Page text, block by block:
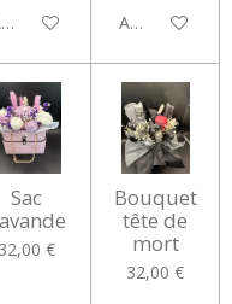
au panierAjouter au
Sac
32,00 €
Bouquet
tête de
mort
32,00 €